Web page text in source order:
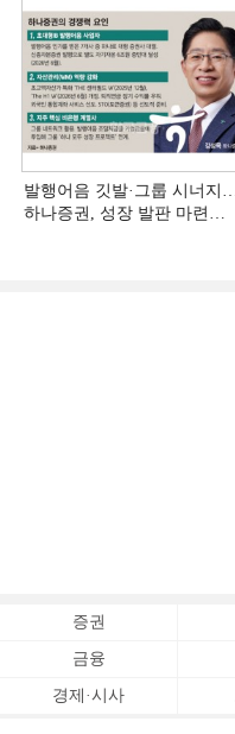
발행어음 깃발·그룹 시너지…
하나증권, 성장 발판 마련
증권
금융
경제·시사